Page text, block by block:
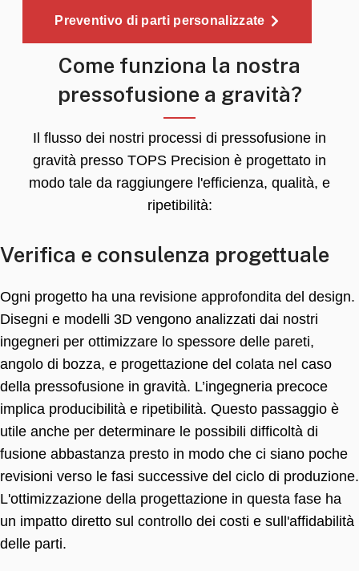
Preventivo di parti personalizzate
Come funziona la nostra
pressofusione a gravità?
Il flusso dei nostri processi di pressofusione in
gravità presso TOPS Precision è progettato in
modo tale da raggiungere l'efficienza, qualità, e
ripetibilità:
Verifica e consulenza progettuale
Ogni progetto ha una revisione approfondita del design.
Disegni e modelli 3D vengono analizzati dai nostri
ingegneri per ottimizzare lo spessore delle pareti,
angolo di bozza, e progettazione del colata nel caso
della pressofusione in gravità. L’ingegneria precoce
implica producibilità e ripetibilità. Questo passaggio è
utile anche per determinare le possibili difficoltà di
fusione abbastanza presto in modo che ci siano poche
revisioni verso le fasi successive del ciclo di produzione.
L'ottimizzazione della progettazione in questa fase ha
un impatto diretto sul controllo dei costi e sull'affidabilità
delle parti.